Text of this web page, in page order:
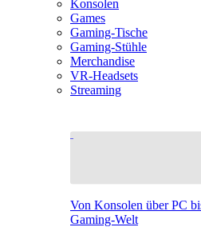
Konsolen
Games
Gaming-Tische
Gaming-Stühle
Merchandise
VR-Headsets
Streaming
Von Konsolen über PC
Gaming-Welt